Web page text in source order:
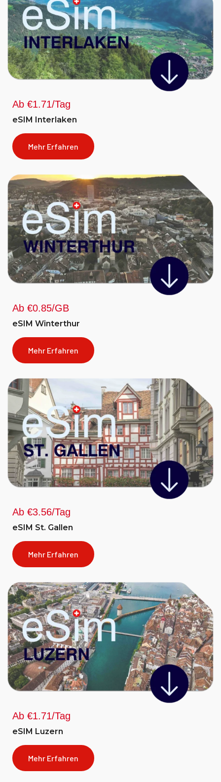
Ab €1.71/Tag
eSIM Interlaken
Mehr Erfahren
Ab €0.85/GB
eSIM Winterthur
Mehr Erfahren
Ab €3.56/Tag
eSIM St. Gallen
Mehr Erfahren
Ab €1.71/Tag
eSIM Luzern
Mehr Erfahren